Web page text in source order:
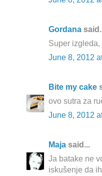
Gordana
Super
June 8, 2012
Bite my cake
ovo sutra za
June 8, 2012
Maja said...
Ja batake ne
iskušenje da